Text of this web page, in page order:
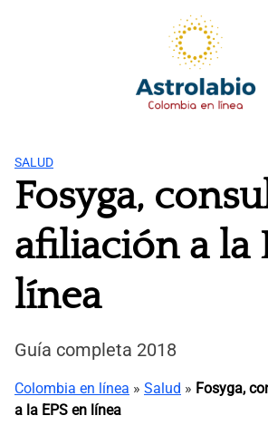
SALUD
Fosyga,
afiliación a la
línea
Guía completa 2018
Colombia en línea » Salud » Fosyga,
a la EPS en línea